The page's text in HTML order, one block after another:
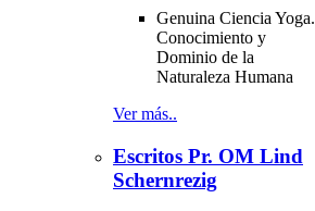
Genuina Ciencia Yoga.
Conocimiento y
Dominio de la
Naturaleza Humana
Ver más..
Escritos Pr. OM Lind
Schernrezig